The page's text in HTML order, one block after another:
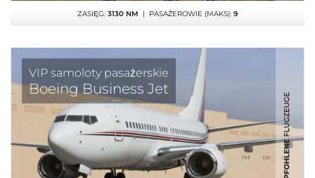
ZASIĘG: 3130 NM | PASAŻEROWIE (MAKS): 9
VIP samoloty pasażerskie
Boeing Business Jet